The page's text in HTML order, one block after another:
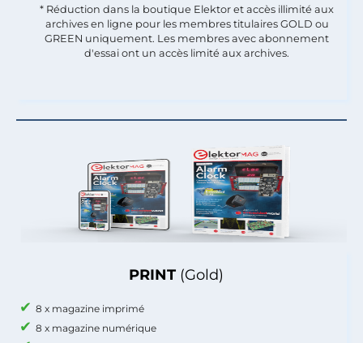
PRINT (Gold)
8 x magazine imprimé
8 x magazine numérique
* Réduction dans la boutique Elektor et accès illimité aux
archives en ligne pour les membres titulaires GOLD ou
GREEN uniquement. Les membres avec abonnement
d'essai ont un accès limité aux archives.